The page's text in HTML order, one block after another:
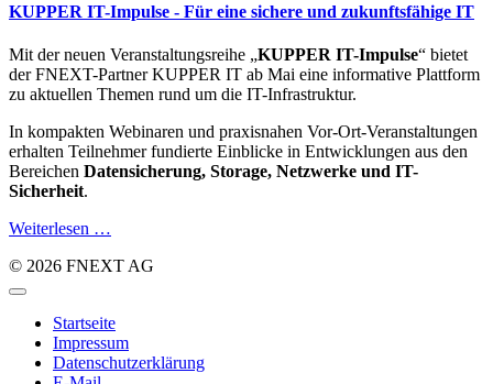
KUPPER IT-Impulse - Für eine sichere und zukunftsfähige IT
Mit der neuen Veranstaltungsreihe „KUPPER IT-Impulse“ bietet
der FNEXT-Partner KUPPER IT ab Mai eine informative Plattform
zu aktuellen Themen rund um die IT-Infrastruktur.
In kompakten Webinaren und praxisnahen Vor-Ort-Veranstaltungen
erhalten Teilnehmer fundierte Einblicke in Entwicklungen aus den
Bereichen Datensicherung, Storage, Netzwerke und IT-
Sicherheit.
Weiterlesen …
© 2026 FNEXT AG
Startseite
Impressum
Datenschutzerklärung